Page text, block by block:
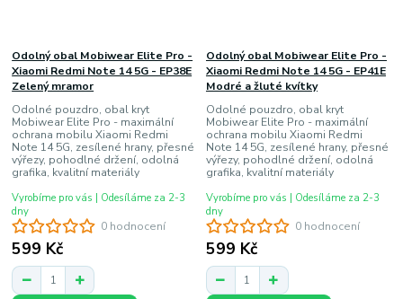
0 hodnocení
Odolný obal Mobiwear Elite Pro -
Xiaomi Redmi Note 14 5G - EP38E
Zelený mramor
Odolné pouzdro, obal kryt
Mobiwear Elite Pro - maximální
ochrana mobilu Xiaomi Redmi
Note 14 5G, zesílené hrany, přesné
výřezy, pohodlné držení, odolná
grafika, kvalitní materiály
599 Kč
Vyrobíme pro vás | Odesíláme za 2-3
dny
0 hodnocení
Odolný obal Mobiwear Elite Pro -
Xiaomi Redmi Note 14 5G - EP41E
Modré a žluté kvítky
Odolné pouzdro, obal kryt
Mobiwear Elite Pro - maximální
ochrana mobilu Xiaomi Redmi
Note 14 5G, zesílené hrany, přesné
výřezy, pohodlné držení, odolná
grafika, kvalitní materiály
599 Kč
Vyrobíme pro vás | Odesíláme za 2-3
dny